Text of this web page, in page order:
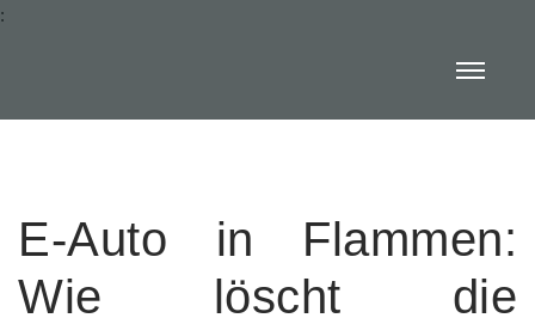
:
E-Auto in Flammen:
Wie löscht die